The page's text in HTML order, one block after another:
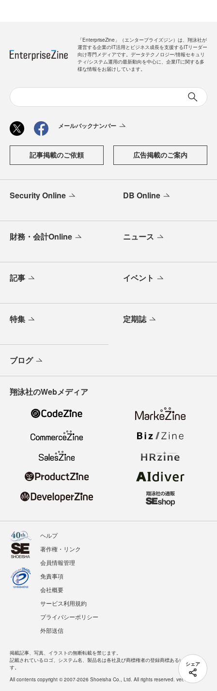
シェア
「EnterpriseZine」（エンタープライズジン）は、翔泳社が
運営する企業のIT活用とビジネス成長を支援するITリーダー
向け専門メディアです。データテクノロジー/情報セキュリ
ティ/システム運用の最新動向を中心に、企業ITに関する多
様な情報をお届けしています。
メールバックナンバー
記事掲載のご依頼 広告掲載のご案内
Security Online DB Online
財務・会計Online ニュース
記事 イベント
特集 定期誌
ブログ
翔泳社のWebメディア
ヘルプ
著作権・リンク
会員情報管理
免責事項
会社概要
サービス利用規約
プライバシーポリシー
外部送信
掲載記事、写真、イラストの無断転載を禁じます。
記載されているロゴ、システム名、製品名は各社及び商標権者の登録商標あるいは商標で
す。
All contents copyright © 2007-2026 Shoeisha Co., Ltd. All rights reserved. ver.1.5